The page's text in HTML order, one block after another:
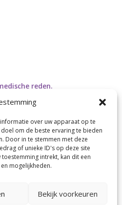
over uw apparaat op te
om de beste ervaring te bieden
Door in te stemmen met deze
of unieke ID's op deze site
intrekt, kan dit een
mogelijkheden.
Bekijk voorkeuren
reden.